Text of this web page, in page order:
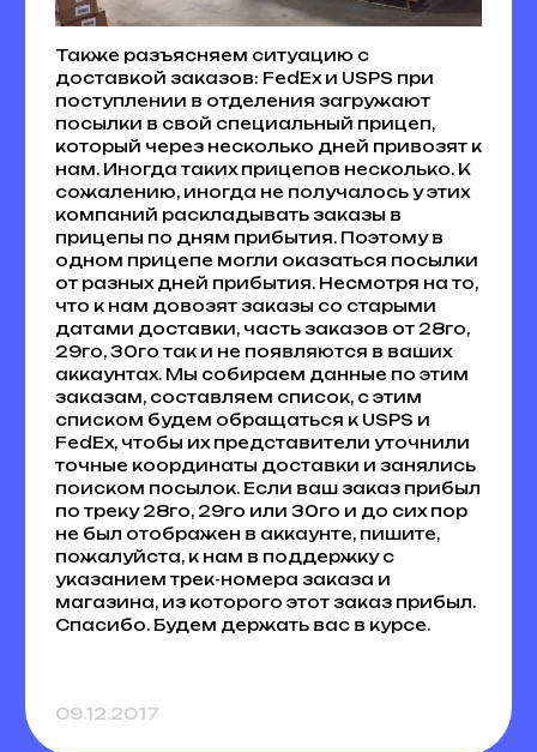
Также разъясняем ситуацию с
доставкой заказов: FedEx и USPS при
поступлении в отделения загружают
посылки в свой специальный прицеп,
который через несколько дней привозят к
нам. Иногда таких прицепов несколько. К
сожалению, иногда не получалось у этих
компаний раскладывать заказы в
прицепы по дням прибытия. Поэтому в
одном прицепе могли оказаться посылки
от разных дней прибытия. Несмотря на то,
что к нам довозят заказы со старыми
датами доставки, часть заказов от 28го,
29го, 30го так и не появляются в ваших
аккаунтах. Мы собираем данные по этим
заказам, составляем список, с этим
списком будем обращаться к USPS и
FedEx, чтобы их представители уточнили
точные координаты доставки и занялись
поиском посылок. Если ваш заказ прибыл
по треку 28го, 29го или 30го и до сих пор
не был отображен в аккаунте, пишите,
пожалуйста, к нам в поддержку с
указанием трек-номера заказа и
магазина, из которого этот заказ прибыл.
Спасибо. Будем держать вас в курсе.
09.12.2017